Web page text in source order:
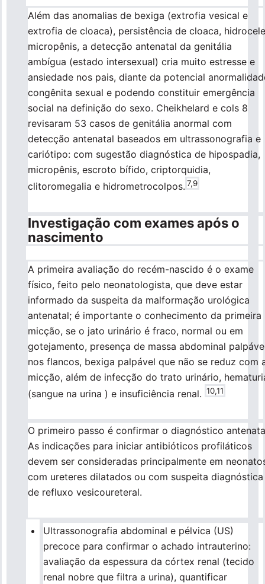
Além das anomalias de bexiga (extrofia vesical e
extrofia de cloaca), persistência de cloaca,
micropênis, a detecção antenatal da genitália
ambígua (estado intersexual) cria muito estresse e
ansiedade nos pais, diante da potencial
congênita sexual e podendo constituir emergência
social na definição do sexo. Cheikhelard e cols 8
revisaram 53 casos de genitália anormal com
detecção antenatal baseados em ultrassonografia e
cariótipo: com sugestão diagnóstica de hipospadia,
micropênis, escroto bífido, criptorquidia,
clitoromegalia e hidrometrocolpos. 7,9
Investigação com exames após o
nascimento
A primeira avaliação do recém-nascido é o exame
físico, feito pelo neonatologista, que deve estar
informado da suspeita da malformação urológica
antenatal; é importante o conhecimento da primeira
micção, se o jato urinário é fraco, normal ou em
gotejamento, presença de massa abdominal
nos flancos, bexiga palpável que não se reduz com
micção, além de infecção do trato urinário,
(sangue na urina ) e insuficiência renal. 10,11
O primeiro passo é confirmar o diagnóstico
As indicações para iniciar antibióticos profiláticos
devem ser consideradas principalmente em
com ureteres dilatados ou com suspeita diagnóstica
de refluxo vesicoureteral.
​Ultrassonografia abdominal e pélvica (US)
precoce para confirmar o achado intrauterino:
avaliação da espessura da córtex renal (tecido
renal nobre que filtra a urina), quantificar